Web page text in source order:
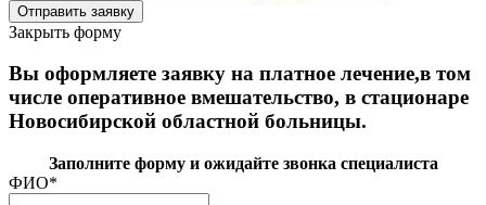
Закрыть форму
Вы оформляете заявку на платное лечение,в том
числе оперативное вмешательство, в стационаре
Новосибирской областной больницы.
Заполните форму и ожидайте звонка специалиста
ФИО*